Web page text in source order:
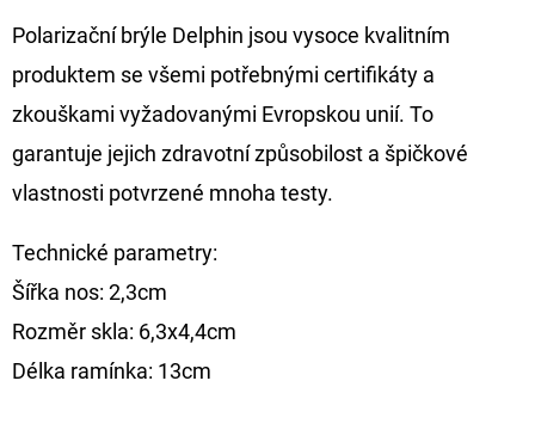
Polarizační brýle Delphin jsou vysoce kvalitním
produktem se všemi potřebnými certifikáty a
zkouškami vyžadovanými Evropskou unií. To
garantuje jejich zdravotní způsobilost a špičkové
vlastnosti potvrzené mnoha testy.
Technické parametry:
Šířka nos: 2,3cm
Rozměr skla: 6,3x4,4cm
Délka ramínka: 13cm